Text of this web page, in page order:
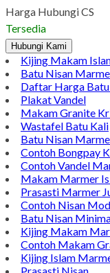
LinkedIn
Tumblr
Gmail
Penjual Vandel
Minimalis Penjual
dan Minimalis. Berikut
gunakan untuk
untuk guru, teman,
gunakan dalam
onyx yang…
Harga Hubungi CS
Tersedia
Hubungi Kami
Kijing Makam
Batu Nisan
Daftar Harga Batu
Plakat Vandel